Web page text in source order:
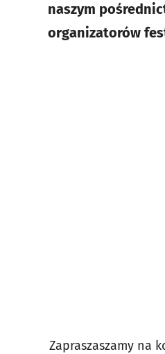
naszym
organizatorów
Zapraszaszamy na